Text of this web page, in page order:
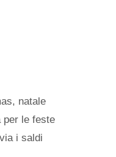
, natale
per le feste
i saldi